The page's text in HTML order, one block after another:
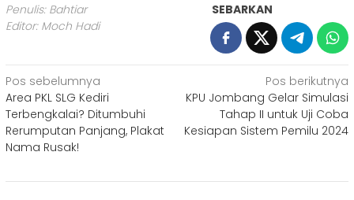
Penulis: Bahtiar
Editor: Moch Hadi
SEBARKAN
Navigasi
pos
Pos sebelumnya
Area PKL SLG Kediri
Terbengkalai? Ditumbuhi
Rerumputan Panjang, Plakat
Nama Rusak!
Pos berikutnya
KPU Jombang Gelar Simulasi
Tahap II untuk Uji Coba
Kesiapan Sistem Pemilu 2024